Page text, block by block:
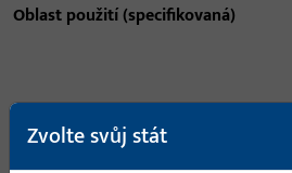
Oblast použití (specifikovaná)
Zvolte svůj stát